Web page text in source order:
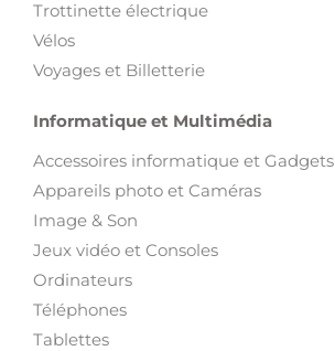
Trottinette électrique
Vélos
Voyages et Billetterie
Informatique et Multimédia
Accessoires informatique et Gadgets
Appareils photo et Caméras
Image & Son
Jeux vidéo et Consoles
Ordinateurs
Téléphones
Tablettes